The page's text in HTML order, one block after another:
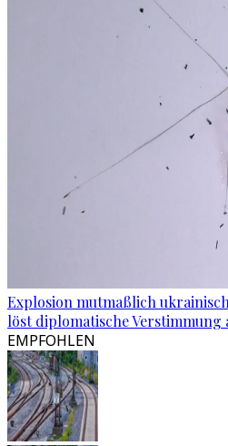
Explosion mutmaßlich
löst diplomatische Verstimmung
EMPFOHLEN